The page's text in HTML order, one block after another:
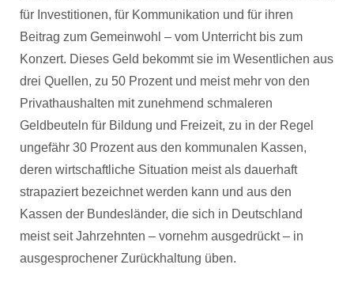
für Investitionen, für Kommunikation und für ihren
Beitrag zum Gemeinwohl – vom Unterricht bis zum
Konzert. Dieses Geld bekommt sie im Wesentlichen aus
drei Quellen, zu 50 Prozent und meist mehr von den
Privathaushalten mit zunehmend schmaleren
Geldbeuteln für Bildung und Freizeit, zu in der Regel
ungefähr 30 Prozent aus den kommunalen Kassen,
deren wirtschaftliche Situation meist als dauerhaft
strapaziert bezeichnet werden kann und aus den
Kassen der Bundesländer, die sich in Deutschland
meist seit Jahrzehnten – vornehm ausgedrückt – in
ausgesprochener Zurückhaltung üben.